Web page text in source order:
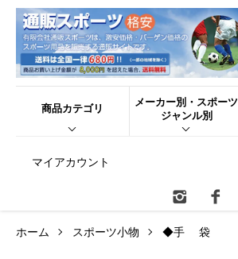
商品カテゴリ
メーカー別・スポーツ
ジャンル別
マイアカウント
ホーム スポーツ小物 ◆手 袋